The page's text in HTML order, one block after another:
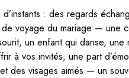
d’instants : des regards
de voyage du mariage —
un enfant qui danse,
à vos invités, une part
des visages aimés — un